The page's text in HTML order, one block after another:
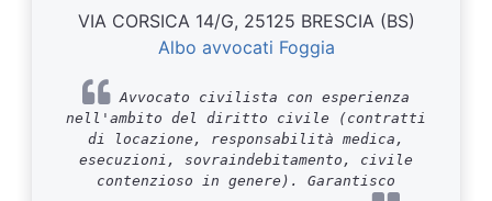
VIA CORSICA 14/G, 25125 BRESCIA (BS)
Albo avvocati Foggia
Avvocato civilista con esperienza
nell'ambito del diritto civile (contratti
di locazione, responsabilità medica,
esecuzioni, sovraindebitamento, civile
contenzioso in genere). Garantisco